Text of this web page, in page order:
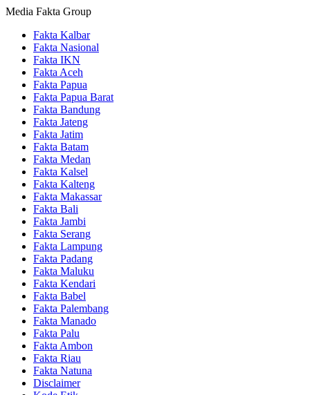
Media Fakta Group
Fakta Kalbar
Fakta Nasional
Fakta IKN
Fakta Aceh
Fakta Papua
Fakta Papua Barat
Fakta Bandung
Fakta Jateng
Fakta Jatim
Fakta Batam
Fakta Medan
Fakta Kalsel
Fakta Kalteng
Fakta Makassar
Fakta Bali
Fakta Jambi
Fakta Serang
Fakta Lampung
Fakta Padang
Fakta Maluku
Fakta Kendari
Fakta Babel
Fakta Palembang
Fakta Manado
Fakta Palu
Fakta Ambon
Fakta Riau
Fakta Natuna
Disclaimer